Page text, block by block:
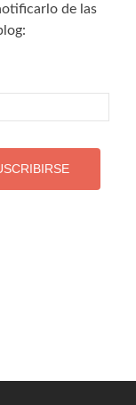
de las